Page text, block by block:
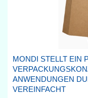
MONDI STELLT EIN
ANWENDUNGEN
VEREINFACHT